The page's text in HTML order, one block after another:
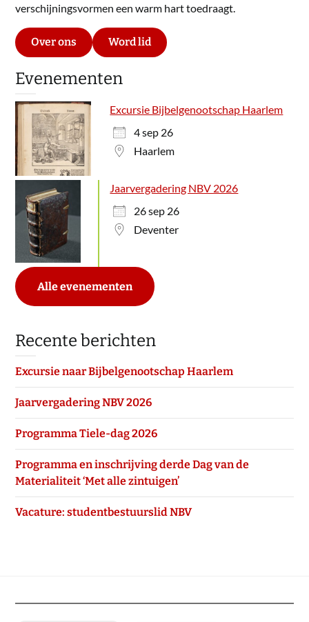
verschijningsvormen een warm hart toedraagt.
Over ons Word lid
Evenementen
Excursie Bijbelgenootschap Haarlem
4 sep 26
Haarlem
Jaarvergadering NBV 2026
26 sep 26
Deventer
Alle evenementen
Recente berichten
Excursie naar Bijbelgenootschap Haarlem
Jaarvergadering NBV 2026
Programma Tiele-dag 2026
Programma en inschrijving derde Dag van de
Materialiteit ‘Met alle zintuigen’
Vacature: studentbestuurslid NBV